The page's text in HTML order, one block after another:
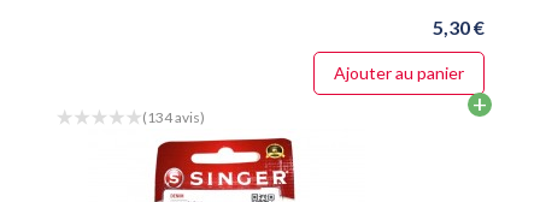
5,30 €
Ajouter au panier
(134 avis) +